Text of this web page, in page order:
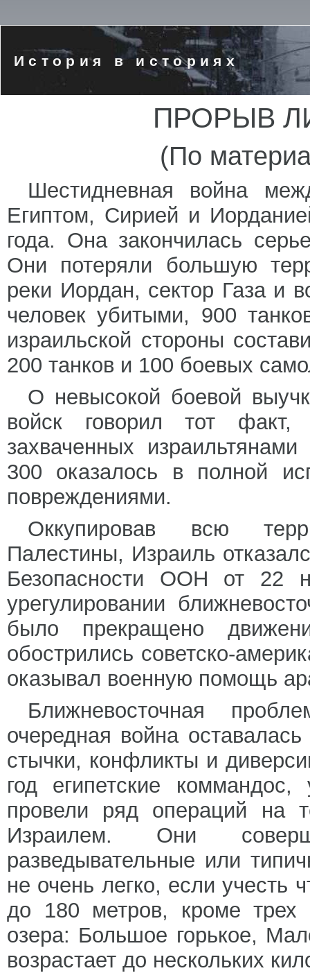
История в историях
ПРОРЫВ
(По
Шестидневная война
Египтом, Сирией и
года. Она закончилась
Они потеряли большую
реки Иордан, сектор Газа и
человек убитыми, 900
израильской стороны
200 танков и 100 боевых
О невысокой боевой
войск говорил тот
захваченных
300 оказалось в полной
повреждениями.
Оккупировав всю
Палестины, Израиль
Безопасности ООН от 22
урегулировании
было прекращено
обострились советско-
оказывал военную помощь
Ближневосточная
очередная война
стычки, конфликты и
год египетские
провели ряд операций на
Израилем. Они
разведывательные или
не очень легко, если учесть
до 180 метров, кроме трех
озера: Большое горькое,
возрастает до нескольких